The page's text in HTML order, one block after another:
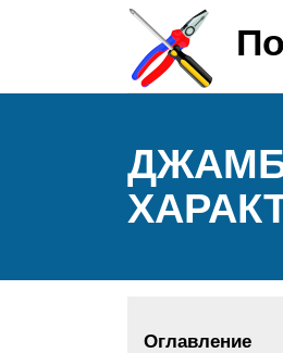
Оглавление